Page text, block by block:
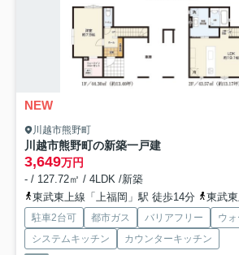
NEW
川越市熊野町
川越市熊野町の新築一戸建
3,649万円
- / 127.72㎡ / 4LDK /新築
東武東上線「上福岡」駅 徒歩14分
東武東上
駐車2台可 都市ガス バリアフリー
ウ
システムキッチン
カウンターキッチン